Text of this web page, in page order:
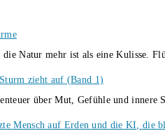
Natur mehr ist als eine Kulisse.
zieht auf (Band 1)
über Mut, Gefühle und
Mensch auf Erden und die KI, die